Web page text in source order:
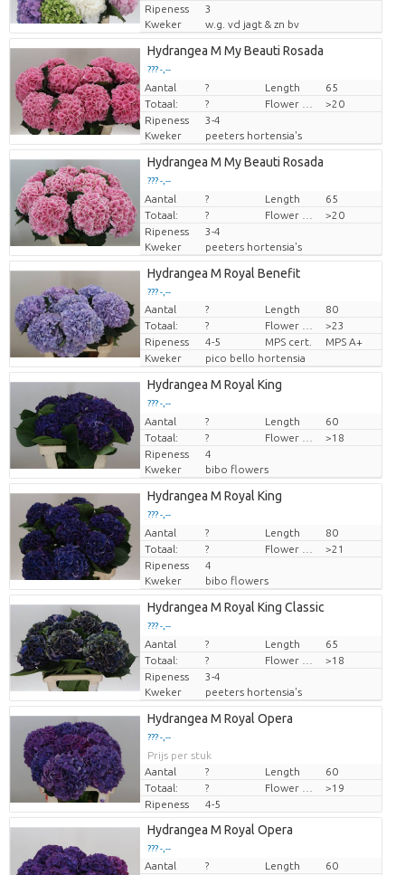
Ripeness
3
Kweker
w.g. vd jagt & zn bv
Hydrangea M My Beauti Rosada
??? -,--
Prijs per stuk
Aantal ? Length
65
Totaal:
?
>20
Ripeness
3-4
Kweker
peeters hortensia's
Hydrangea M My Beauti Rosada
??? -,--
Prijs per stuk
Aantal ? Length
65
Totaal:
?
>20
Ripeness
3-4
Kweker
peeters hortensia's
Hydrangea M Royal Benefit
??? -,--
Prijs per stuk
Aantal ? Length
80
Totaal:
?
>23
Ripeness
4-5 MPS cert.
MPS A+
Kweker
pico bello hortensia
Hydrangea M Royal King
??? -,--
Prijs per stuk
Aantal ? Length
60
Totaal:
?
>18
Ripeness
4
Kweker
bibo flowers
Hydrangea M Royal King
??? -,--
Prijs per stuk
Aantal ? Length
80
Totaal:
?
>21
Ripeness
4
Kweker
bibo flowers
Hydrangea M Royal King Classic
??? -,--
Prijs per stuk
Aantal ? Length
65
Totaal:
?
>18
Ripeness
3-4
Kweker
peeters hortensia's
Hydrangea M Royal Opera
??? -,--
Prijs per stuk
Aantal
? Length
60
Totaal:
?
>19
Ripeness
4-5
Hydrangea M Royal Opera
??? -,--
Prijs per stuk
Aantal ? Length
60